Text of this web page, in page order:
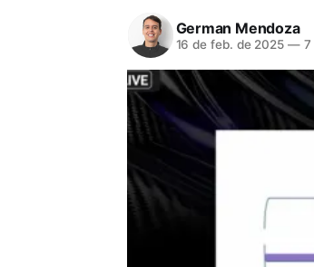
German Mendoza
16 de feb. de 2025 —7